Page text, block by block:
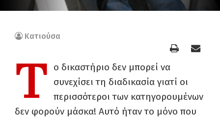
Κατιούσα
Τ
ο δικαστήριο δεν μπορεί να
συνεχίσει τη διαδικασία γιατί οι
περισσότεροι των κατηγορουμένων
δεν φορούν μάσκα! Αυτό ήταν το μόνο που